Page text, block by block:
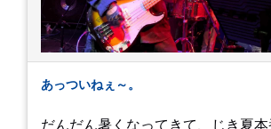
あっついねぇ～。
だんだん暑くなってきて、じき夏本